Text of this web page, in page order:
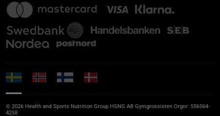
© 2026 Health and Sports Nutrition Group HSNG AB Gymgrossisten Orgnr: 556564-
4258